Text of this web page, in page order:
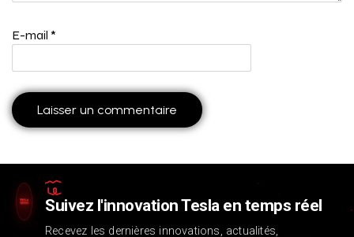
E-mail *
Suivez l'innovation Tesla en temps réel
Recevez les dernières innovations, actualités,